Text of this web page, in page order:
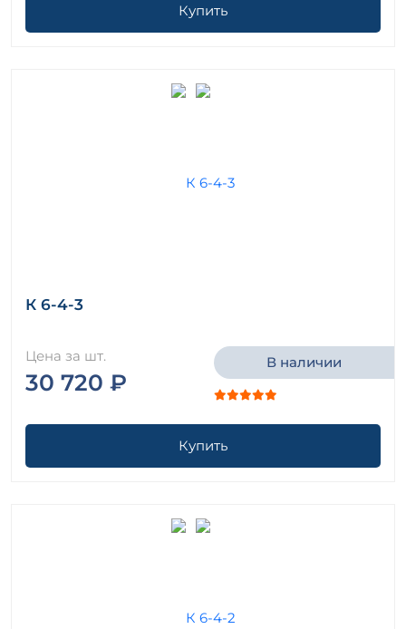
Купить
К 6-4-3
Цена за шт.
30 720 ₽
В наличии
Купить